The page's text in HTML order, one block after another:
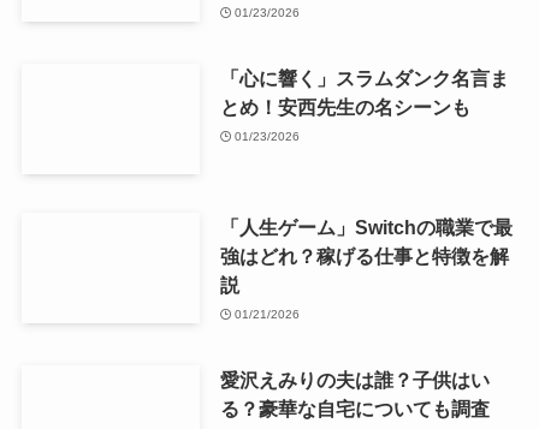
01/23/2026
「心に響く」スラムダンク名言ま
とめ！安西先生の名シーンも
01/23/2026
「人生ゲーム」Switchの職業で最
強はどれ？稼げる仕事と特徴を解
説
01/21/2026
愛沢えみりの夫は誰？子供はい
る？豪華な自宅についても調査